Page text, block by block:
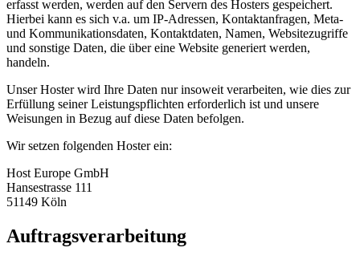
erfasst werden, werden auf den Servern des Hosters gespeichert.
Hierbei kann es sich v.a. um IP-Adressen, Kontaktanfragen, Meta-
und Kommunikationsdaten, Kontaktdaten, Namen, Websitezugriffe
und sonstige Daten, die über eine Website generiert werden,
handeln.
Unser Hoster wird Ihre Daten nur insoweit verarbeiten, wie dies zur
Erfüllung seiner Leistungspflichten erforderlich ist und unsere
Weisungen in Bezug auf diese Daten befolgen.
Wir setzen folgenden Hoster ein:
Host Europe GmbH
Hansestrasse 111
51149 Köln
Auftragsverarbeitung